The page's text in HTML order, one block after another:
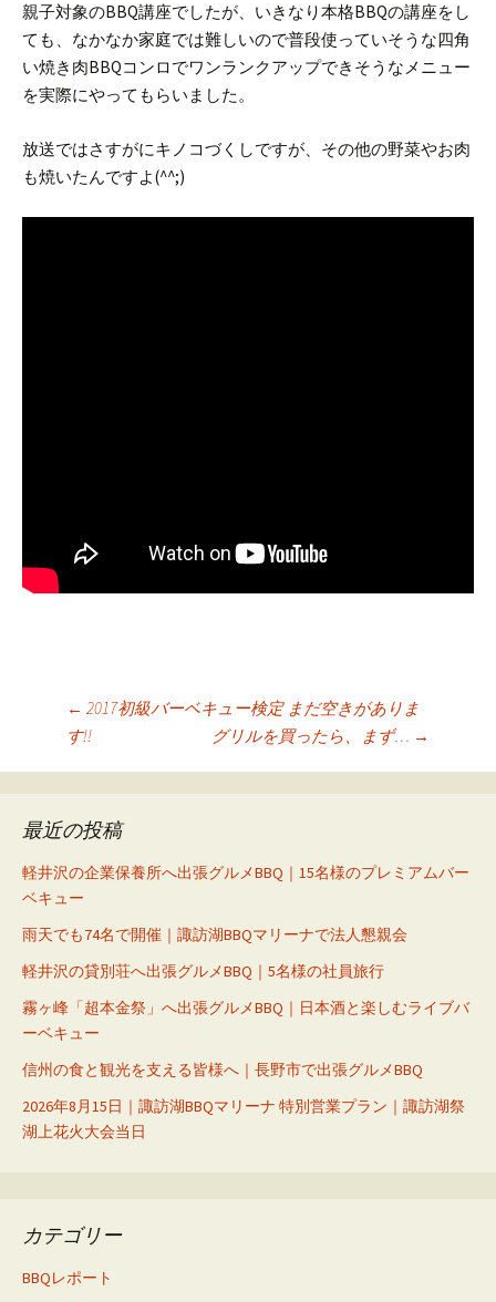
親子対象のBBQ講座でしたが、いきなり本格BBQの講座をし
ても、なかなか家庭では難しいので普段使っていそうな四角
い焼き肉BBQコンロでワンランクアップできそうなメニュー
を実際にやってもらいました。
放送ではさすがにキノコづくしですが、その他の野菜やお肉
も焼いたんですよ(^^;)
ナ
ゲ
ー
シ
ョ
ン
← 2017初級バーベキュー検定 まだ空きがありま
す!!
グリルを買ったら、まず… →
最近の投稿
軽井沢の企業保養所へ出張グルメBBQ｜15名様のプレミアムバー
ベキュー
雨天でも74名で開催｜諏訪湖BBQマリーナで法人懇親会
軽井沢の貸別荘へ出張グルメBBQ｜5名様の社員旅行
霧ヶ峰「超本金祭」へ出張グルメBBQ｜日本酒と楽しむライブバ
ーベキュー
信州の食と観光を支える皆様へ｜長野市で出張グルメBBQ
2026年8月15日｜諏訪湖BBQマリーナ 特別営業プラン｜諏訪湖祭
湖上花火大会当日
カテゴリー
BBQレポート